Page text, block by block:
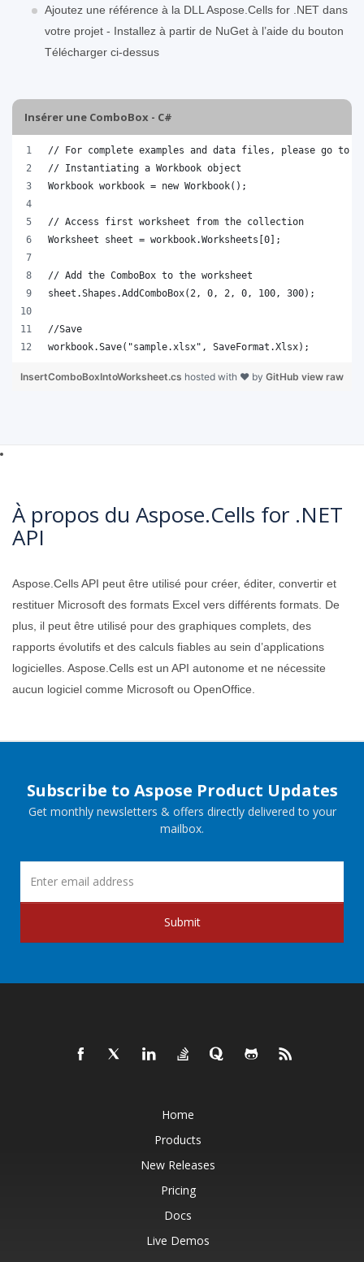
Ajoutez une référence à la DLL Aspose.Cells for .NET dans
votre projet - Installez à partir de NuGet à l’aide du bouton
Télécharger ci-dessus
Insérer une ComboBox - C#
// For complete examples and data files, please go to
// Instantiating a Workbook object
Workbook workbook = new Workbook();
// Access first worksheet from the collection
Worksheet sheet = workbook.Worksheets[0];
// Add the ComboBox to the worksheet
sheet.Shapes.AddComboBox(2, 0, 2, 0, 100, 300);
//Save
workbook.Save("sample.xlsx", SaveFormat.Xlsx);
view raw
InsertComboBoxIntoWorksheet.cs hosted with ❤ by GitHub
À propos du Aspose.Cells for .NET
API
Aspose.Cells API peut être utilisé pour créer, éditer, convertir et
restituer Microsoft des formats Excel vers différents formats. De
plus, il peut être utilisé pour des graphiques complets, des
rapports évolutifs et des calculs fiables au sein d’applications
logicielles. Aspose.Cells est un API autonome et ne nécessite
aucun logiciel comme Microsoft ou OpenOffice.
Subscribe to Aspose Product Updates
Get monthly newsletters & offers directly delivered to your
mailbox.
Submit
Home
Products
New Releases
Pricing
Docs
Live Demos